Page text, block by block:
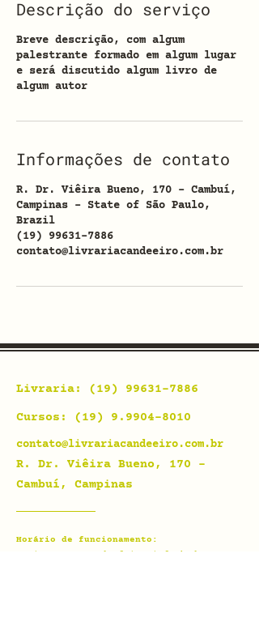
Descrição do serviço
Breve descrição, com algum
palestrante formado em algum lugar
e será discutido algum livro de
algum autor
Informações de contato
R. Dr. Viêira Bueno, 170 - Cambuí,
Campinas - State of São Paulo,
Brazil
(19) 99631-7886
contato@livrariacandeeiro.com.br
Livraria: (19) 99631-7886
Cursos: (19) 9.9904-8010
contato@livrariacandeeiro.com.br
R. Dr. Viêira Bueno, 170 -
Cambuí, Campinas
Horário de funcionamento:
Domingo e Segunda-feira | fechado